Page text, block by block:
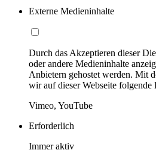
Externe Medieninhalte
Durch das Akzeptieren dieser
oder andere Medieninhalte
Anbietern gehostet werden. Mit
wir auf dieser Webseite folgende
Vimeo, YouTube
Erforderlich
Immer aktiv